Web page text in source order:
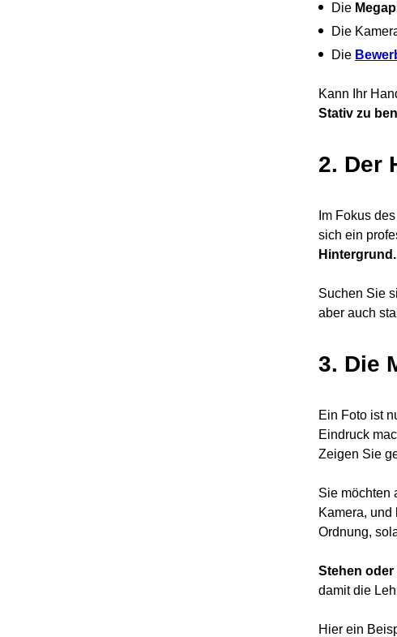
Die
Die
Die
Kann Ihr
Stativ zu
2. Der
Im Fokus
sich ein
Hintergrund.
Suchen Sie
aber auch
3. Die
Ein Foto ist
Eindruck
Zeigen Sie
Sie möchten
Kamera, und
Ordnung,
Stehen
damit die
Hier ein